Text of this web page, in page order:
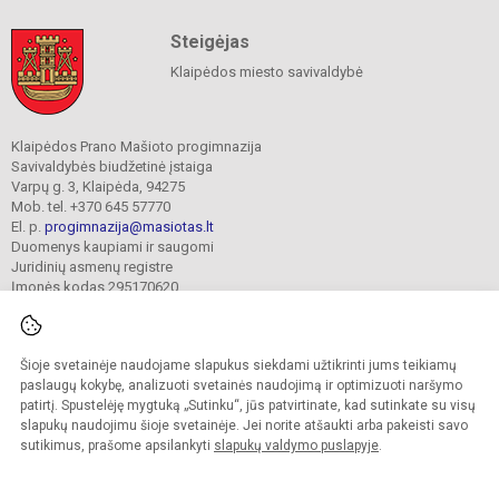
Šioje svetainėje naudojame slapukus siekdami užtikrinti jums teikiamų
paslaugų kokybę, analizuoti svetainės naudojimą ir optimizuoti naršymo
patirtį. Spustelėję mygtuką „Sutinku“, jūs patvirtinate, kad sutinkate su visų
slapukų naudojimu šioje svetainėje. Jei norite atšaukti arba pakeisti savo
sutikimus, prašome apsilankyti slapukų valdymo puslapyje.
Steigėjas
Klaipėdos miesto savivaldybė
Klaipėdos Prano Mašioto progimnazija
Savivaldybės biudžetinė įstaiga
Varpų g. 3, Klaipėda, 94275
Mob. tel. +370 645 57770
El. p. progimnazija@masiotas.lt
Duomenys kaupiami ir saugomi
Juridinių asmenų registre
Įmonės kodas 295170620
© 2022. Klaipėdos Prano Mašioto progimnazija. Visos teisės saugomos.
Kopijuoti turinį be raštiško įstaigos administracijos sutikimo griežtai draudžiama.
Prieinamumo paraiška Slapukų valdymas
Sumanus būdas atnaujinti